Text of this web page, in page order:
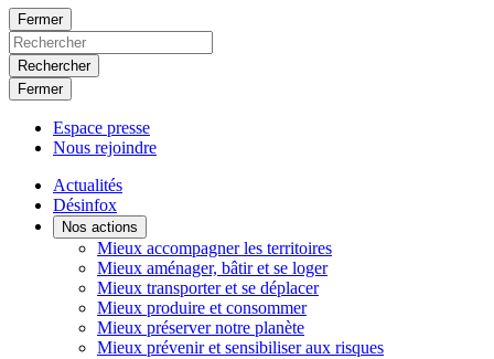
Fermer
Rechercher
Fermer
Espace presse
Nous rejoindre
Actualités
Désinfox
Nos actions
Mieux accompagner les territoires
Mieux aménager, bâtir et se loger
Mieux transporter et se déplacer
Mieux produire et consommer
Mieux préserver notre planète
Mieux prévenir et sensibiliser aux risques